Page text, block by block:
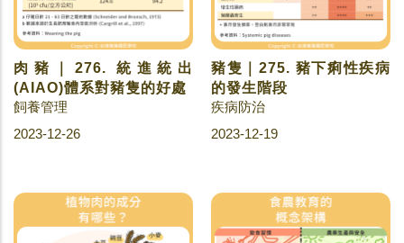
肉豬｜276. 統進統出
(AIAO)體系對豬隻的好處
飼養管理
2023-12-26
豬隻｜275. 豬下痢性疾病
的發生階段
疾病防治
2023-12-19